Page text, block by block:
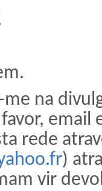
me na
email
rede
)
vir